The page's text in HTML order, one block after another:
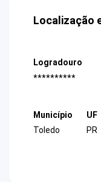
Localização
Logradouro
**********
Município
Toledo
UF
PR